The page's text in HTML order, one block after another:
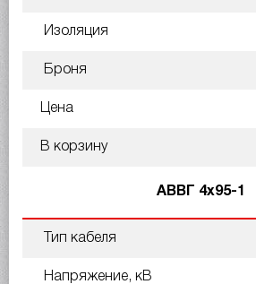
Изоляция
Броня
Цена
В корзину
АВВГ 4х95-1
Тип кабеля
Напряжение, кВ